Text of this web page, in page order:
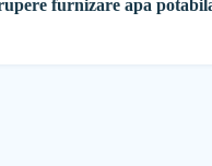
furnizare apa